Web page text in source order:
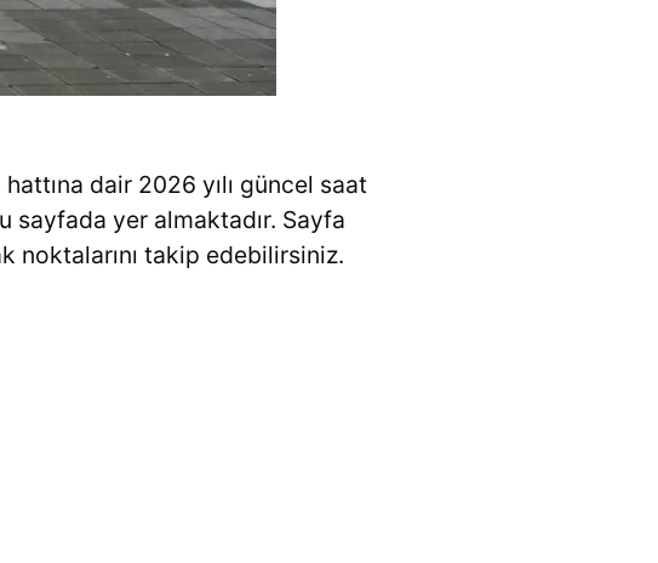
dair 2026 yılı güncel saat
yer almaktadır. Sayfa
noktalarını takip edebilirsiniz.